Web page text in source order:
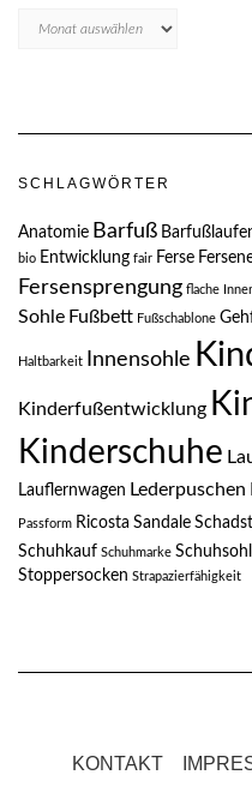
SCHLAGWÖRTER
Anatomie Barfuß
bio Entwicklung fair Ferse
Fersensprengung flache
Sohle Fußbett Fußschablone
Haltbarkeit Innensohle
Kinderfußentwicklung
Kinderschuhe
Lauflernwagen Lederpuschen
Passform Ricosta Sandale
Schuhkauf Schuhmarke
Stoppersocken Strapazierfähigkeit
KONTAKT